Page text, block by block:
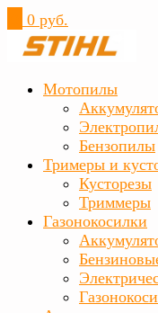
0 руб.
Мотопилы
Бензопилы
Тримеры и
Кусторезы
Триммеры
Газонокосилки